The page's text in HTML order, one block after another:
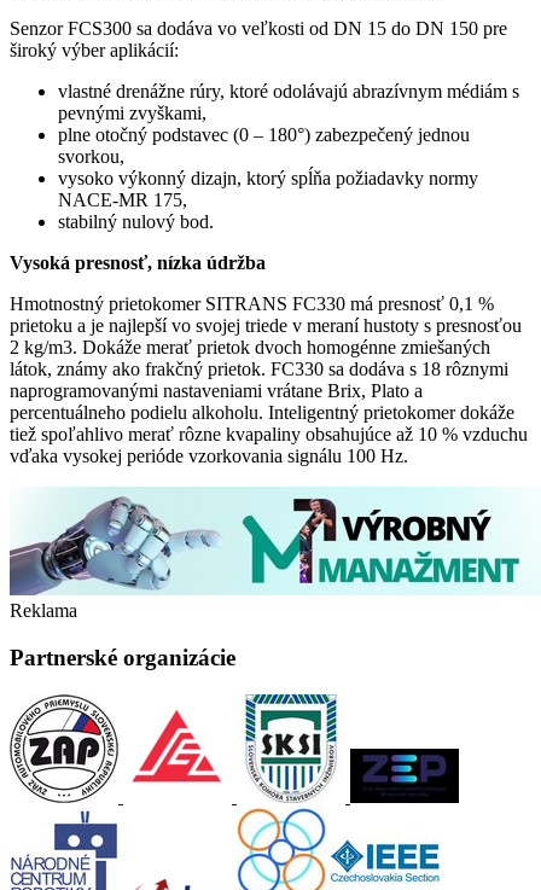
Senzor FCS300 sa dodáva vo veľkosti od DN 15 do DN 150 pre
široký výber aplikácií:
vlastné drenážne rúry, ktoré odolávajú abrazívnym médiám s
pevnými zvyškami,
plne otočný podstavec (0 – 180°) zabezpečený jednou
svorkou,
vysoko výkonný dizajn, ktorý spĺňa požiadavky normy
NACE-MR 175,
stabilný nulový bod.
Vysoká presnosť, nízka údržba
Hmotnostný prietokomer SITRANS FC330 má presnosť 0,1 %
prietoku a je najlepší vo svojej triede v meraní hustoty s presnosťou
2 kg/m3. Dokáže merať prietok dvoch homogénne zmiešaných
látok, známy ako frakčný prietok. FC330 sa dodáva s 18 rôznymi
naprogramovanými nastaveniami vrátane Brix, Plato a
percentuálneho podielu alkoholu. Inteligentný prietokomer dokáže
tiež spoľahlivo merať rôzne kvapaliny obsahujúce až 10 % vzduchu
vďaka vysokej perióde vzorkovania signálu 100 Hz.
Reklama
Partnerské organizácie